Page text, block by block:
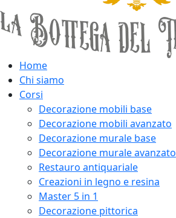
Home
Chi siamo
Corsi
Decorazione mobili base
Decorazione mobili avanzato
Decorazione murale base
Decorazione murale avanzato
Restauro antiquariale
Creazioni in legno e resina
Master 5 in 1
Decorazione pittorica